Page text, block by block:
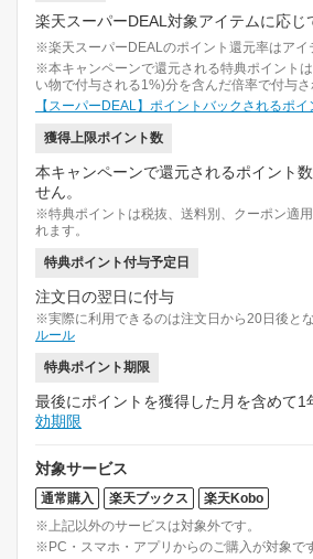
楽天スーパーDEAL対象アイテムに応じ
※楽天スーパーDEALのポイント還元率はアイ
※本キャンペーンで還元される特典ポイント
い物で付与される1%)分を含んだ倍率で付与さ
【スーパーDEAL】ポイントバックされるポ
獲得上限ポイント数
本キャンペーンで還元されるポイント
せん。
※特典ポイントは税抜、送料別、クーポン適
れます。
特典ポイント付与予定日
注文日の翌日に付与
※実際に利用できるのは注文日から20日後とな
ルール
特典ポイント期限
最後にポイントを獲得した月を含めて1
効期限
対象サービス
通常購入 楽天ブックス
楽天Kobo
※上記以外のサービスは対象外です。
※PC・スマホ・アプリからのご購入が対象で